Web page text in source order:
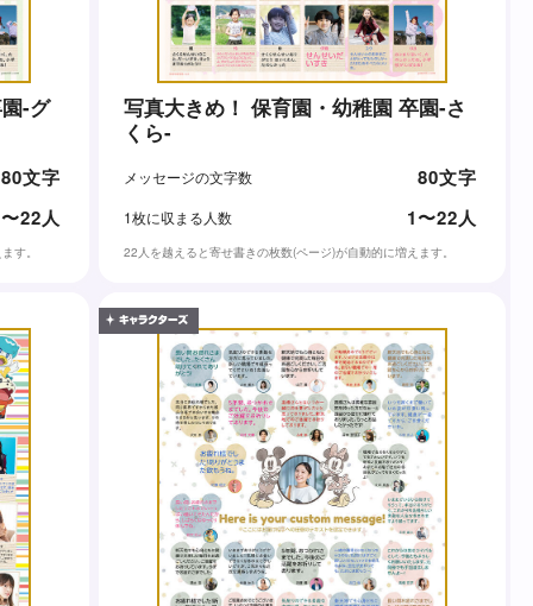
-グ
80文字
22人
す。
写真大きめ！ 保育園・幼稚園 卒園-さ
くら-
メッセージの文字数 80文字
1枚に収まる人数 1〜22人
22人を越えると寄せ書きの枚数(ページ)が自動的に増えます。